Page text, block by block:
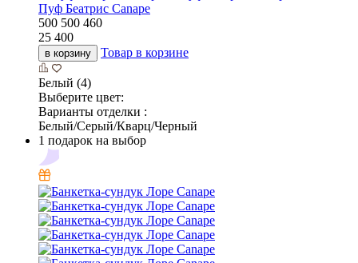
Пуф Беатрис Canape
500 500 460
25 400
в корзину Товар в корзине
Белый (4)
Выберите цвет:
Варианты отделки :
Белый/Серый/Кварц/Черный
1 подарок на выбор